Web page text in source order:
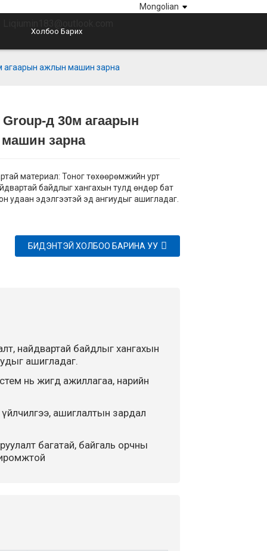
Mongolian
Холбоо Барих
агаарын ажлын машин зарна
Loading...
Loading...д 30м агаарын
зарна
материал: Тоног төхөөрөмжийн урт
байдлыг хангахын тулд өндөр бат
удаан эдэлгээтэй эд ангиудыг ашигладаг.
БИДЭНТЭЙ ХОЛБОО БАРИНА УУ
найдвартай байдлыг хангахын
ашигладаг.
нь жигд ажиллагаа, нарийн
ашиглалтын зардал
багатай, байгаль орчны